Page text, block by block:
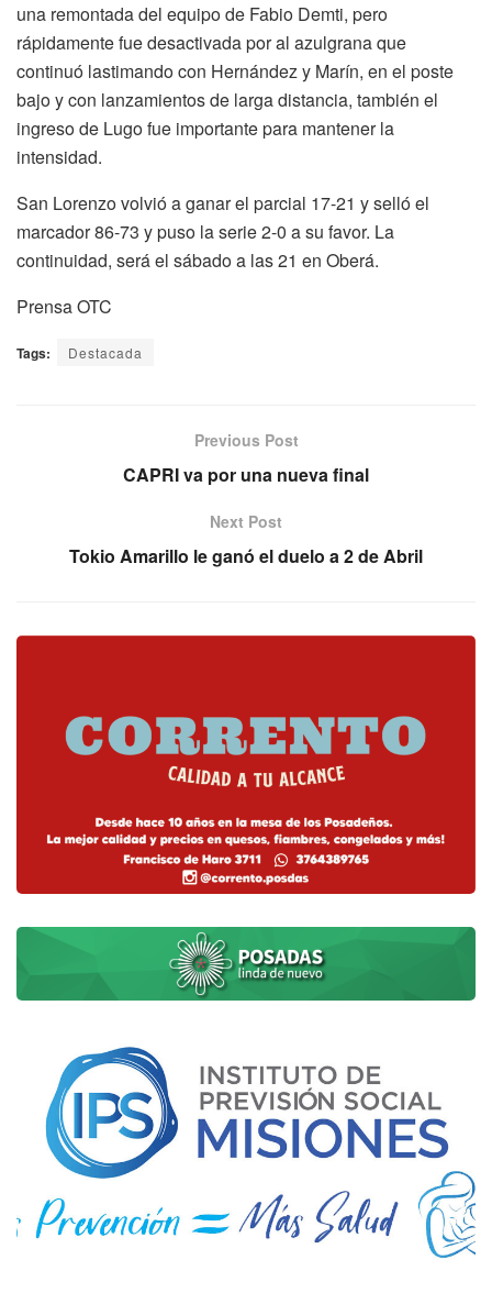
una remontada del equipo de Fabio Demti, pero
rápidamente fue desactivada por al azulgrana que
continuó lastimando con Hernández y Marín, en el poste
bajo y con lanzamientos de larga distancia, también el
ingreso de Lugo fue importante para mantener la
intensidad.
San Lorenzo volvió a ganar el parcial 17-21 y selló el
marcador 86-73 y puso la serie 2-0 a su favor. La
continuidad, será el sábado a las 21 en Oberá.
Prensa OTC
Tags: Destacada
Previous Post
CAPRI va por una nueva final
Next Post
Tokio Amarillo le ganó el duelo a 2 de Abril